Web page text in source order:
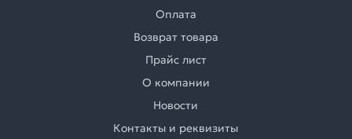
Оплата
Возврат товара
Прайс лист
О компании
Новости
Контакты и реквизиты